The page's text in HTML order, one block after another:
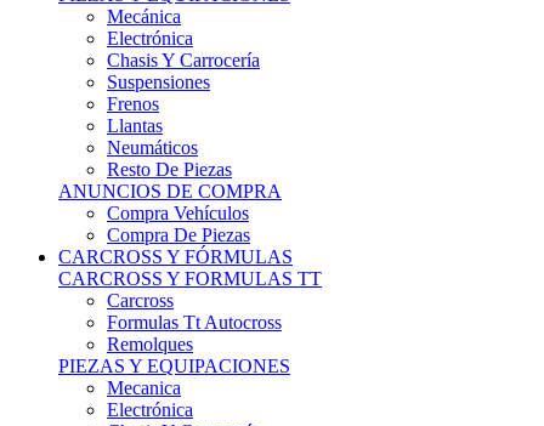
Electrónica
Chasis Y Carrocería
Suspensiones
Frenos
Llantas
Neumáticos
Resto De Piezas
ANUNCIOS DE COMPRA
Compra Vehículos
Compra De Piezas
CARCROSS Y FÓRMULAS
CARCROSS Y FORMULAS TT
Carcross
Formulas Tt Autocross
Remolques
PIEZAS Y EQUIPACIONES
Mecanica
Electrónica
Chasis Y Carrocería